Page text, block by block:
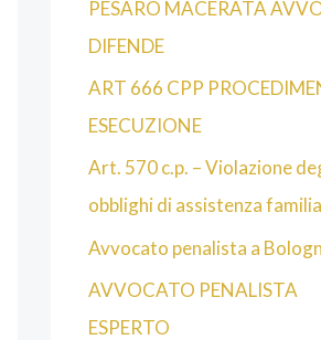
PESARO MACERATA
DIFENDE
ART 666 CPP
ESECUZIONE
Art. 570 c.p. – Violazione
obblighi di assistenza
Avvocato penalista a
AVVOCATO PENALISTA
ESPERTO